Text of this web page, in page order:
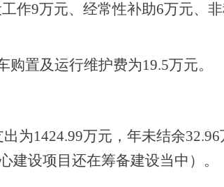
作9万元、经常性补助6万元、
购置及运行维护费为19.5万元。
为1424.99万元 ，年未结余
建设项目还在筹备建设当中）。